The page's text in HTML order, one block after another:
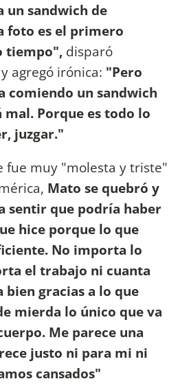
un sandwich de
foto es el primero
tiempo", disparó
agregó irónica: "Pero
comiendo un sandwich
mal. Porque es todo lo
juzgar."
fue muy "molesta y triste"
Mato se quebró y
sentir que podría haber
hice porque lo que
No importa lo
el trabajo ni cuanta
bien gracias a lo que
mierda lo único que va
Me parece una
justo ni para mi ni
cansados"